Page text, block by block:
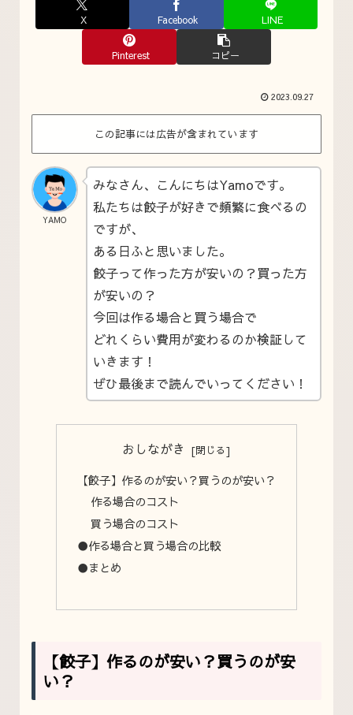
X Facebook LINE
Pinterest コピー
2023.09.27
この記事には広告が含まれています
YAMO
みなさん、こんにちはYamoです。
私たちは餃子が好きで頻繁に食べるの
ですが、
ある日ふと思いました。
餃子って作った方が安いの？買った方
が安いの？
今回は作る場合と買う場合で
どれくらい費用が変わるのか検証して
いきます！
ぜひ最後まで読んでいってください！
おしながき
【餃子】作るのが安い？買うのが安い？
作る場合のコスト
買う場合のコスト
●作る場合と買う場合の比較
●まとめ
【餃子】作るのが安い？買うのが安
い？